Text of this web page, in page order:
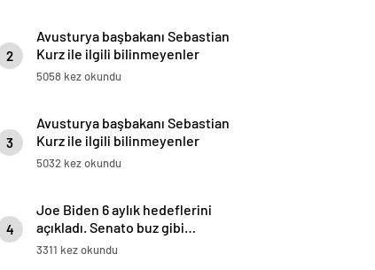
2
Avusturya başbakanı Sebastian
Kurz ile ilgili bilinmeyenler
5058 kez okundu
3
Avusturya başbakanı Sebastian
Kurz ile ilgili bilinmeyenler
5032 kez okundu
4
Joe Biden 6 aylık hedeflerini
açıkladı. Senato buz gibi…
3311 kez okundu